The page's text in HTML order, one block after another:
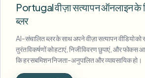
Portugal वीज़ा सत्यापन ऑनलाइन के
ब्लर
AI-संचालित ब्लर के साथ अपने वीज़ा सत्यापन वीडियो को
तुरंत विकर्षणों को हटाएं, निजी विवरण छुपाएं, और
कि हर सबमिशन निजता-अनुपालित और व्यावसायिक हो।